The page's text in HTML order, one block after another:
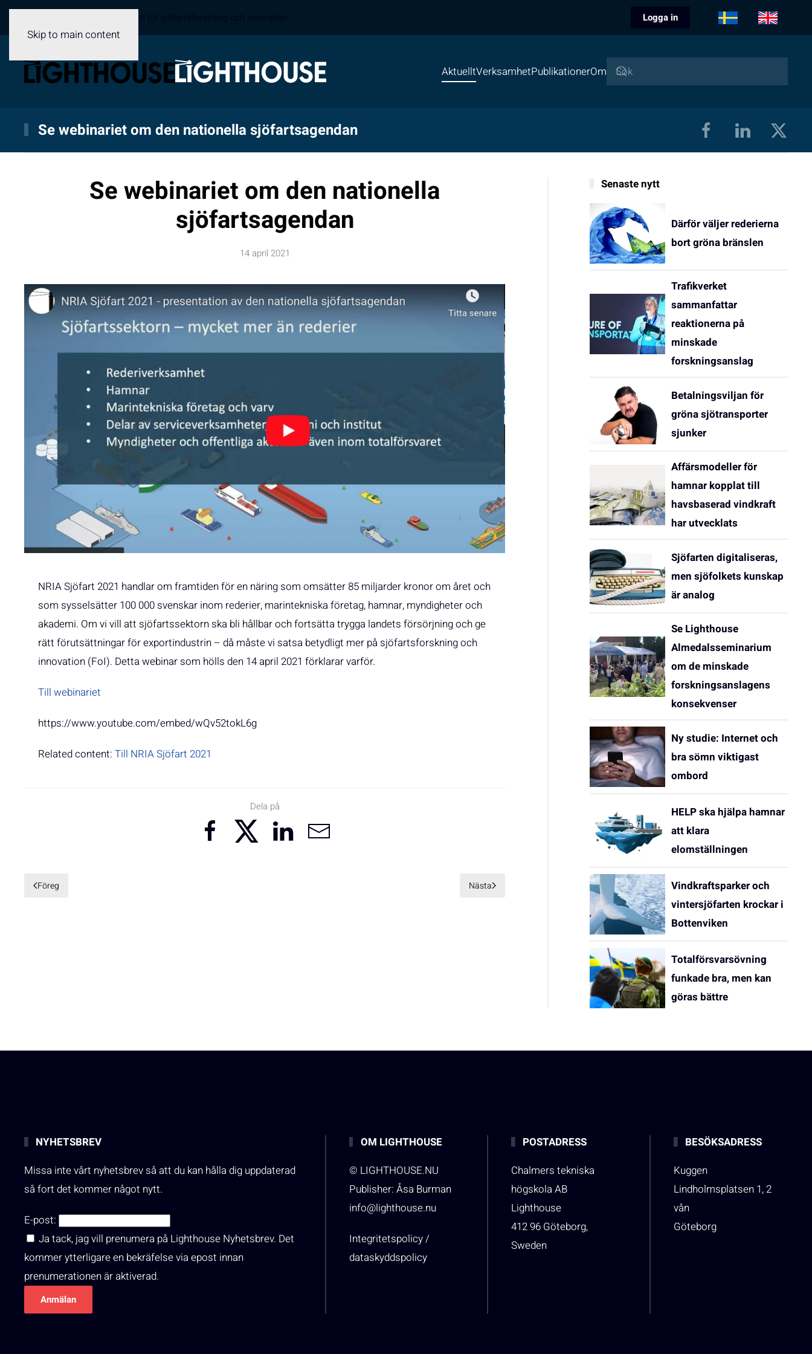
Skip to main content
Logga in
AktuelltVerksamhetPublikationerOm
Se webinariet om den nationella sjöfartsagendan
Se webinariet om den nationella
sjöfartsagendan
14 april 2021
NRIA Sjöfart 2021 handlar om framtiden för en näring som omsätter 85 miljarder kronor om året och
som sysselsätter 100 000 svenskar inom rederier, marintekniska företag, hamnar, myndigheter och
akademi. Om vi vill att sjöfartssektorn ska bli hållbar och fortsätta trygga landets försörjning och ge
rätt förutsättningar för exportindustrin – då måste vi satsa betydligt mer på sjöfartsforskning och
innovation (FoI). Detta webinar som hölls den 14 april 2021 förklarar varför.
Till webinariet
https://www.youtube.com/embed/wQv52tokL6g
Related content: Till NRIA Sjöfart 2021
Dela på
Föreg Nästa
Senaste nytt
Därför väljer rederierna
bort gröna bränslen
Trafikverket
sammanfattar
reaktionerna på
minskade
forskningsanslag
Betalningsviljan för
gröna sjötransporter
sjunker
Affärsmodeller för
hamnar kopplat till
havsbaserad vindkraft
har utvecklats
Sjöfarten digitaliseras,
men sjöfolkets kunskap
är analog
Se Lighthouse
Almedalsseminarium
om de minskade
forskningsanslagens
konsekvenser
Ny studie: Internet och
bra sömn viktigast
ombord
HELP ska hjälpa hamnar
att klara
elomställningen
Vindkraftsparker och
vintersjöfarten krockar i
Bottenviken
Totalförsvarsövning
funkade bra, men kan
göras bättre
NYHETSBREV
Missa inte vårt nyhetsbrev så att du kan hålla dig uppdaterad
så fort det kommer något nytt.
E-post:
Ja tack, jag vill prenumera på Lighthouse Nyhetsbrev. Det
kommer ytterligare en bekräfelse via epost innan
prenumerationen är aktiverad.
OM LIGHTHOUSE
© LIGHTHOUSE.NU
Publisher: Åsa Burman
info@lighthouse.nu
Integritetspolicy /
dataskyddspolicy
POSTADRESS
Chalmers tekniska
högskola AB
Lighthouse
412 96 Göteborg,
Sweden
BESÖKSADRESS
Kuggen
Lindholmsplatsen 1, 2
vån
Göteborg